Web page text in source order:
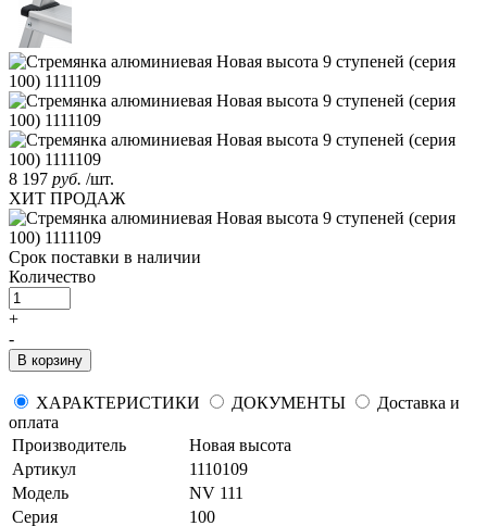
8 197 руб. /шт.
ХИТ ПРОДАЖ
Срок поставки в наличии
Количество
+
-
В корзину
ХАРАКТЕРИСТИКИ ДОКУМЕНТЫ
Доставка и
оплата
Производитель
Новая высота
Артикул
1110109
Модель
NV 111
Серия
100